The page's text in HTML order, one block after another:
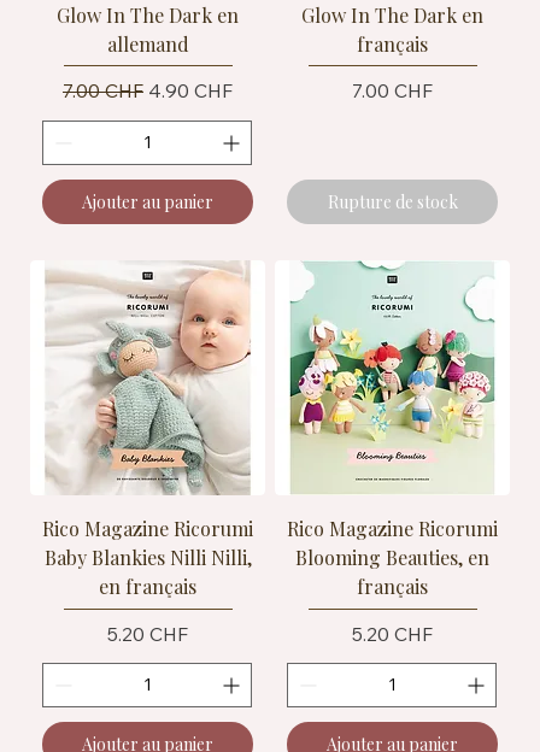
Glow In The Dark en
allemand
Prix original
7.00 CHF Prix promotionnel
4.90 CHF
Ajouter au panier
Glow In The Dark en
français
Prix
7.00 CHF
Rupture de stock
Rico Magazine Ricorumi
Baby Blankies Nilli Nilli,
en français
Prix
5.20 CHF
Ajouter au panier
Rico Magazine Ricorumi
Blooming Beauties, en
français
Prix
5.20 CHF
Ajouter au panier